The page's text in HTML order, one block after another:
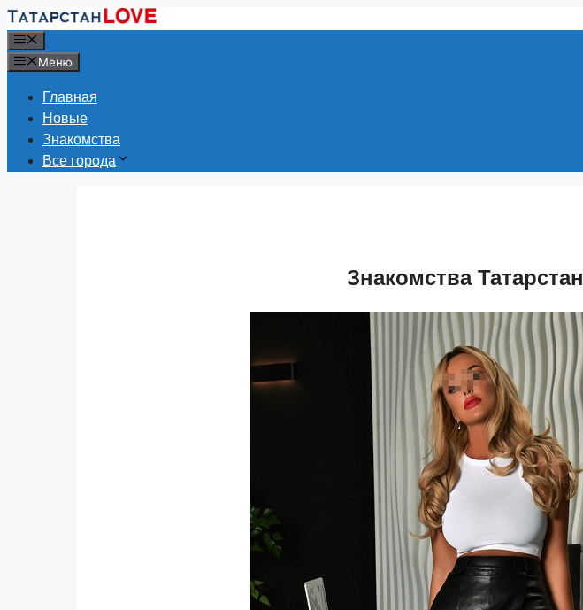
Перейти
к
содержимому
Меню
Главная
Новые
Знакомства
Все города
Знакомства Татарстан